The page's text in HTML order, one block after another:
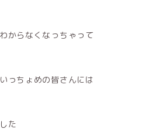
からなくなっちゃって
っちょめの皆さんには
た